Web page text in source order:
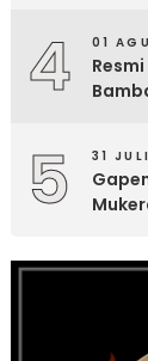
4 01
5 31